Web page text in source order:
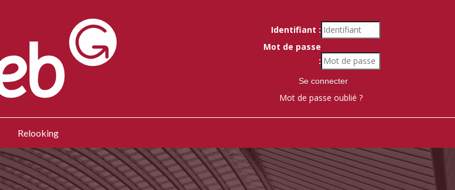
Identifiant :
Mot de passe
:
Mot de passe oublié ?
Relooking